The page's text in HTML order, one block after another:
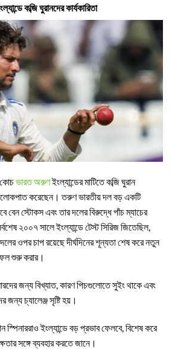
কব্জি ঘুরানদের কার্যকারিতা
ভারত অরুণইংল্যান্ডের মাটিতে কব্জি ঘুরান
আলোকপাত করেছেন। তরুণ ভারতীয় দল বড় একটি
বেন স্টোকস এবং তার দলের বিরুদ্ধে পাঁচ ম্যাচের
২০০৭ সালে ইংল্যান্ডে টেস্ট সিরিজ জিতেছিল,
ওপর চাপ রয়েছে দীর্ঘদিনের শূন্যতা শেষ করে নতুন
শুরু করার।
জন্য বিখ্যাত, কারণ পিচগুলোতে সুইং থাকে এবং
জন্য চ্যালেঞ্জ সৃষ্টি হয়।
স্পিনাররাও ইংল্যান্ডে বড় প্রভাব ফেলবে, বিশেষ করে
সঙ্গে ব্যবহার করতে জানে।